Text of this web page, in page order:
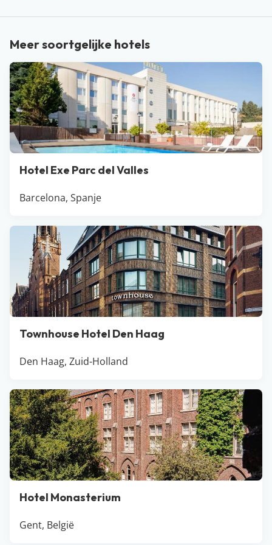
cultuur? Ga dan voor een nachtje weg bij Amsterdam
Meer soortgelijke hotels
Hotel Exe Parc del Valles
Barcelona, Spanje
Townhouse Hotel Den Haag
Den Haag, Zuid-Holland
Hotel Monasterium
Gent, België